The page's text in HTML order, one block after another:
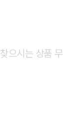
찾으시는 상품